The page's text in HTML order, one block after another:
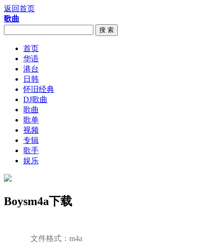
返回首页
歌曲
搜 索
首页
华语
港台
日韩
怀旧经典
DJ歌曲
歌曲
歌单
视频
专辑
歌手
娱乐
Boysm4a下载
文件格式： m4a